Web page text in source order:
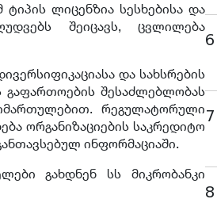
ლიცენზია სესხებისა და
შეიცავს, ცვლილება
და სახსრების
გაფართოების შესაძლებლობას
რეგულატორული
ორგანიზაციების საკრედიტო
ინფორმაციაში.
გახდნენ სს მიკრობანკი
6
7
8